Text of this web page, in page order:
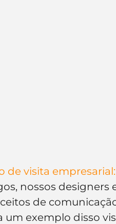
de visita
nossos
de
um exemplo disso